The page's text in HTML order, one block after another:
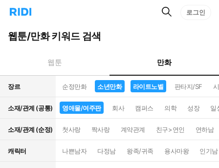
리
홈
으
턴
트
검
로그인
웹툰/만화 키워드 검색
웹툰 만화
장르 순정만화 소년만화 라이트노벨 판타지/SF
소재/관계 (공통) 영애물/여주판 회사 캠퍼스 의학 성장 일
소재/관계 (순정) 첫사랑 짝사랑 계약관계 친구>연인 연하남
캐릭터 나쁜남자 다정남 왕족/귀족 용사마왕 인기남